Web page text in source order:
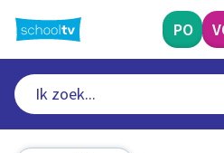
naar
hoofdinhoud
PO